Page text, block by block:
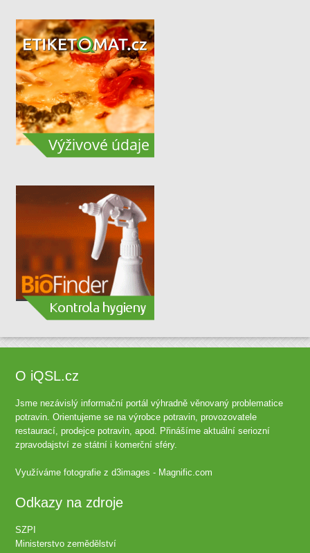
O iQSL.cz
Jsme nezávislý informační portál výhradně věnovaný problematice
potravin. Orientujeme se na výrobce potravin, provozovatele
restaurací, prodejce potravin, apod. Přinášíme aktuální seriozní
zpravodajství ze státní i komerční sféry.
Využíváme fotografie zd3images - Magnific.com
Odkazy na zdroje
SZPI
Ministerstvo zemědělství